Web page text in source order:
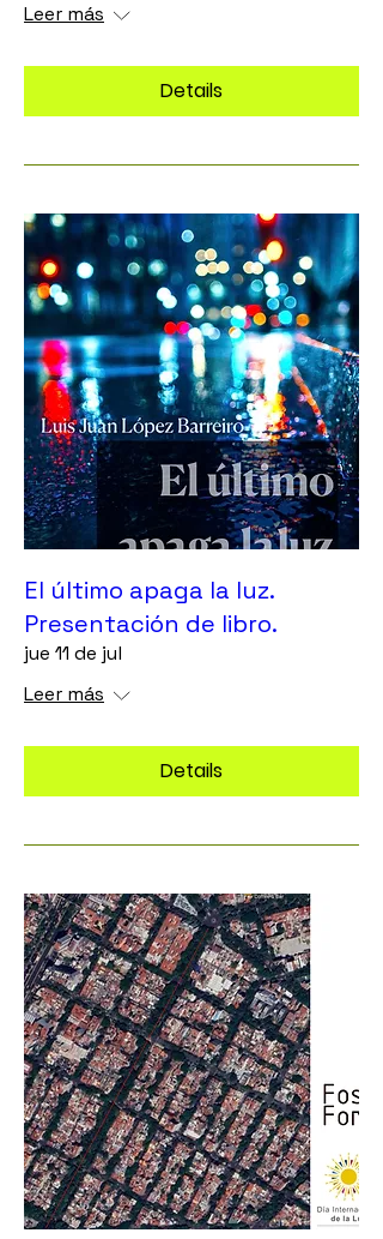
Leer más
Details
El último apaga la luz.
Presentación de libro.
jue 11 de jul
Leer más
Details